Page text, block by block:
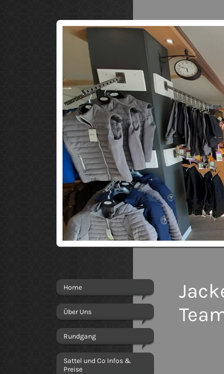
Home
Über Uns
Rundgang
Sattel und Co Infos &
Preise